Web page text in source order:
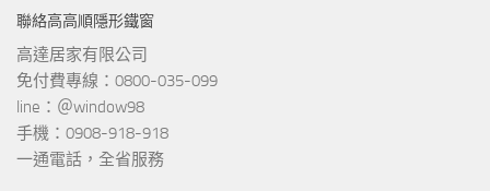
聯絡高高順隱形鐵窗
高達居家有限公司
免付費專線：0800-035-099
line：＠window98
手機：0908-918-918
一通電話，全省服務